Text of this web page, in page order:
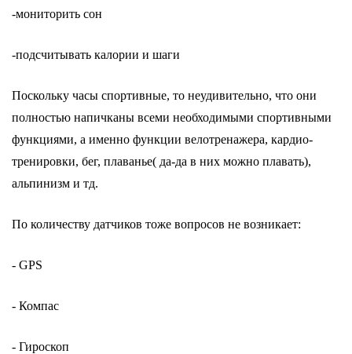
-мониторить сон
-подсчитывать калории и шаги
Поскольку часы спортивные, то неудивительно, что они
полностью напичканы всеми необходимыми спортивными
функциями, а именно функции велотренажера, кардио-
тренировки, бег, плаванье( да-да в них можно плавать),
альпинизм и тд.
По количеству датчиков тоже вопросов не возникает:
- GPS
- Компас
- Гироскоп